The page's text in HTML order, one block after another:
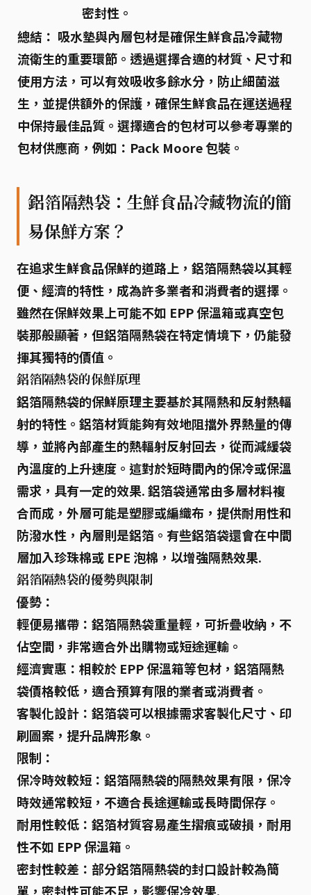
密封性。
總結： 吸水墊與內層包材是確保生鮮食品冷藏物
流衛生的重要環節。透過選擇合適的材質、尺寸和
使用方法，可以有效吸收多餘水分，防止細菌滋
生，並提供額外的保護，確保生鮮食品在運送過程
中保持最佳品質。選擇適合的包材可以參考專業的
包材供應商，例如：Pack Moore 包裝。
鋁箔隔熱袋：生鮮食品冷藏物流的簡
易保鮮方案？
在追求生鮮食品保鮮的道路上， 鋁箔隔熱袋以其輕
便、經濟的特性，成為許多業者和消費者的選擇。
雖然在保鮮效果上可能不如 EPP 保溫箱或真空包
裝那般顯著，但鋁箔隔熱袋在特定情境下，仍能發
揮其獨特的價值。
鋁箔隔熱袋的保鮮原理
鋁箔隔熱袋的保鮮原理主要基於其隔熱和反射熱輻
射的特性 。鋁箔材質能夠有效地阻擋外界熱量的傳
導，並將內部產生的熱輻射反射回去，從而減緩袋
內溫度的上升速度。這對於短時間內的保冷或保溫
需求，具有一定的效果. 鋁箔袋通常由多層材料複
合而成，外層可能是塑膠或編織布，提供耐用性和
防潑水性，內層則是鋁箔。有些鋁箔袋還會在中間
層加入珍珠棉或 EPE 泡棉，以增強隔熱效果.
鋁箔隔熱袋的優勢與限制
優勢：
輕便易攜帶 ：鋁箔隔熱袋重量輕，可折疊收納，不
佔空間，非常適合外出購物或短途運輸。
經濟實惠 ：相較於 EPP 保溫箱等包材，鋁箔隔熱
袋價格較低，適合預算有限的業者或消費者。
客製化設計 ：鋁箔袋可以根據需求客製化尺寸、印
刷圖案，提升品牌形象。
限制：
保冷時效較短 ：鋁箔隔熱袋的隔熱效果有限，保冷
時效通常較短，不適合長途運輸或長時間保存。
耐用性較低 ：鋁箔材質容易產生摺痕或破損，耐用
性不如 EPP 保溫箱。
密封性較差 ：部分鋁箔隔熱袋的封口設計較為簡
單，密封性可能不足，影響保冷效果.